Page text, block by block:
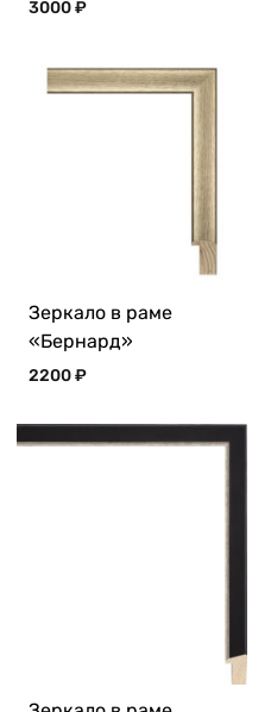
3000₽
Зеркало в раме
«Бернард»
2200₽